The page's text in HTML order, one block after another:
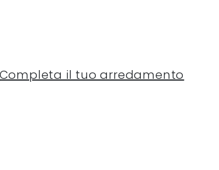
Completa il tuo arredamento